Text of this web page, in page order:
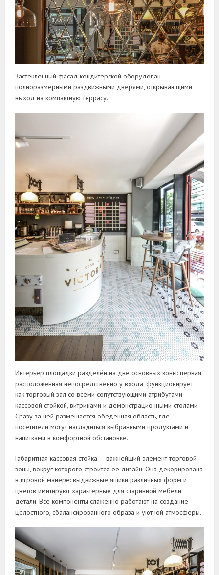
Застеклённый фасад кондитерской оборудован
полноразмерными раздвижными дверями, открывающими
выход на компактную террасу.
Интерьер площадки разделён на две основных зоны: первая,
расположенная непосредственно у входа, функционирует
как торговый зал со всеми сопутствующими атрибутами —
кассовой стойкой, витринами и демонстрационными столами.
Сразу за ней размещается обеденная область, где
посетители могут насладиться выбранными продуктами и
напитками в комфортной обстановке.
Габаритная кассовая стойка — важнейший элемент торговой
зоны, вокруг которого строится её дизайн. Она декорирована
в игровой манере: выдвижные ящики различных форм и
цветов имитируют характерные для старинной мебели
детали. Все компоненты слаженно работают на создание
целостного, сбалансированного образа и уютной атмосферы.